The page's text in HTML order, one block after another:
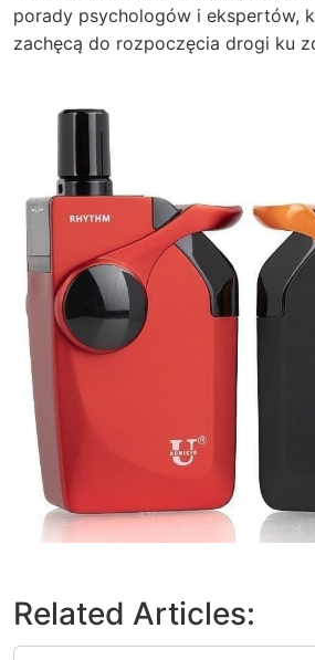
porady psychologów i ekspertów,
zachęcą do rozpoczęcia drogi ku
Related Articles: